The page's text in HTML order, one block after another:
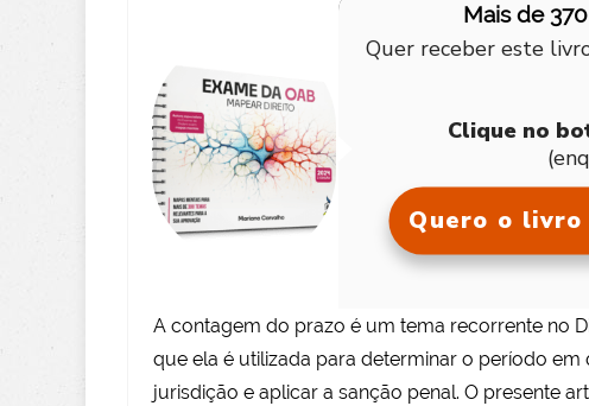
Mais de
Quer receber este
Clique no
Quero o
A contagem do prazo é um tema recorrente no
que ela é utilizada para determinar o período
jurisdição e aplicar a sanção penal. O presente